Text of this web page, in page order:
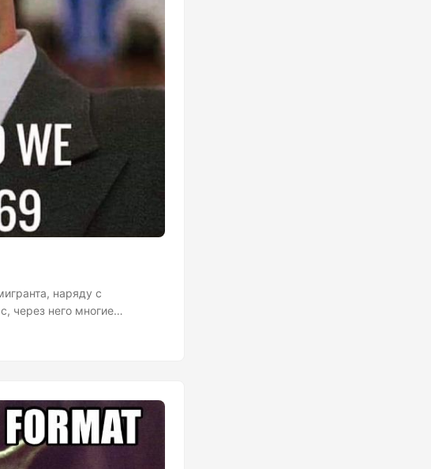
наряду с
через него многие
рынка недвижимости